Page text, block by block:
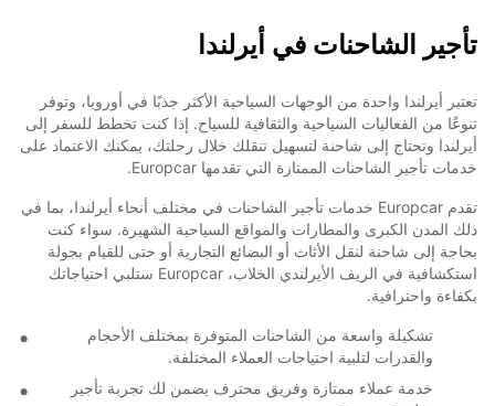
تأجير الشاحنات في أيرلندا
تعتبر أيرلندا واحدة من الوجهات السياحية الأكثر جذبًا في أوروبا، وتوفر
تنوعًا من الفعاليات السياحية والثقافية للسياح. إذا كنت تخطط للسفر إلى
أيرلندا وتحتاج إلى شاحنة لتسهيل تنقلك خلال رحلتك، يمكنك الاعتماد على
خدمات تأجير الشاحنات الممتازة التي تقدمها Europcar.
تقدم Europcar خدمات تأجير الشاحنات في مختلف أنحاء أيرلندا، بما في
ذلك المدن الكبرى والمطارات والمواقع السياحية الشهيرة. سواء كنت
بحاجة إلى شاحنة لنقل الأثاث أو البضائع التجارية أو حتى للقيام بجولة
استكشافية في الريف الأيرلندي الخلاب، Europcar ستلبي احتياجاتك
بكفاءة واحترافية.
تشكيلة واسعة من الشاحنات المتوفرة بمختلف الأحجام
والقدرات لتلبية احتياجات العملاء المختلفة.
خدمة عملاء ممتازة وفريق محترف يضمن لك تجربة تأجير